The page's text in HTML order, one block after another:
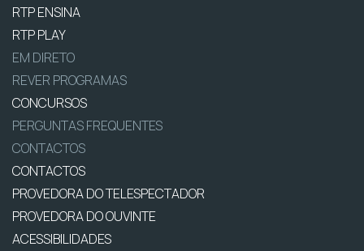
RTP ENSINA
RTP PLAY
EM DIRETO
REVER PROGRAMAS
CONCURSOS
PERGUNTAS FREQUENTES
CONTACTOS
CONTACTOS
PROVEDORA DO TELESPECTADOR
PROVEDORA DO OUVINTE
ACESSIBILIDADES